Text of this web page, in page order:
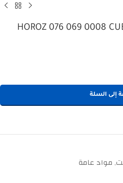
إلى السلة
, مواد عامة